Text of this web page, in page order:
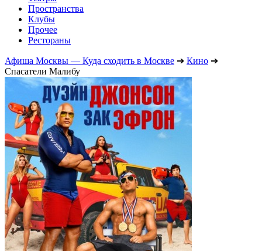
Пространства
Клубы
Прочее
Рестораны
Афиша Москвы — Куда сходить в Москве ➔ Кино ➔
Спасатели Малибу